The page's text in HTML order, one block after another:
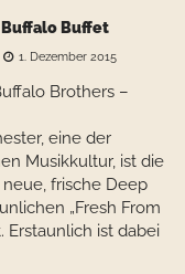
Buffet
1. Dezember 2015
Brothers –
eine der
Musikkultur, ist die
frische Deep
„Fresh From
Erstaunlich ist dabei